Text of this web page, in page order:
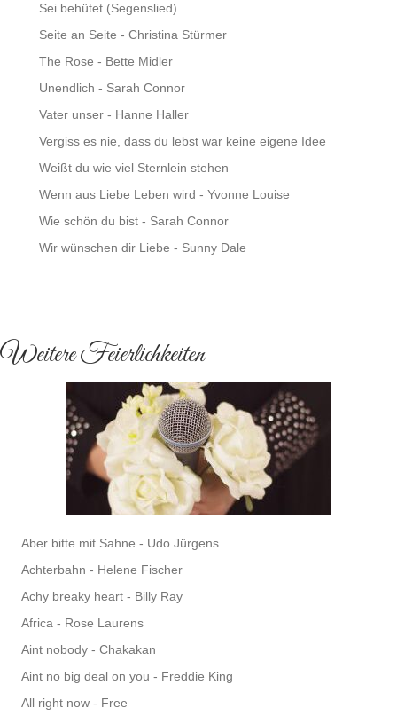
Sei behütet (Segenslied)
Seite an Seite - Christina Stürmer
The Rose - Bette Midler
Unendlich - Sarah Connor
Vater unser - Hanne Haller
Vergiss es nie, dass du lebst war keine eigene Idee
Weißt du wie viel Sternlein stehen
Wenn aus Liebe Leben wird - Yvonne Louise
Wie schön du bist - Sarah Connor
Wir wünschen dir Liebe - Sunny Dale
Weitere Feierlichkeiten
Aber bitte mit Sahne - Udo Jürgens
Achterbahn - Helene Fischer
Achy breaky heart - Billy Ray
Africa - Rose Laurens
Aint nobody - Chakakan
Aint no big deal on you - Freddie King
All right now - Free